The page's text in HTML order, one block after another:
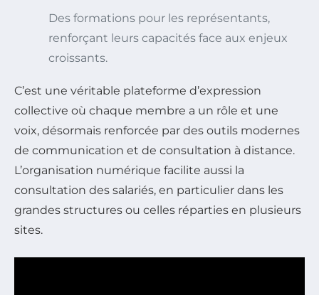
Des formations pour les représentants,
renforçant leurs capacités face aux enjeux
croissants.
C’est une véritable plateforme d’expression
collective où chaque membre a un rôle et une
voix, désormais renforcée par des outils modernes
de communication et de consultation à distance.
L’organisation numérique facilite aussi la
consultation des salariés, en particulier dans les
grandes structures ou celles réparties en plusieurs
sites.